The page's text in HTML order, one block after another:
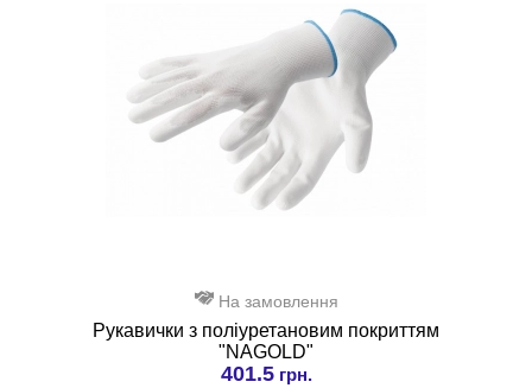
На замовлення
Рукавички з поліуретановим покриттям
"NAGOLD"
401.5грн.